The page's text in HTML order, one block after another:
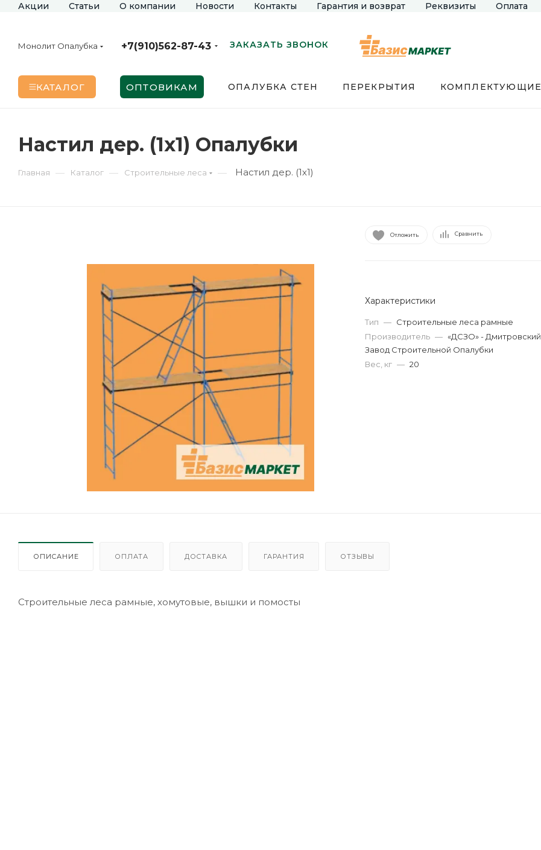
Акции Статьи О компании Новости Контакты Гарантия и возврат Реквизиты Оплата
Монолит Опалубка +7(910)562-87-43 ЗАКАЗАТЬ ЗВОНОК
КАТАЛОГ ОПТОВИКАМ ОПАЛУБКА СТЕН ПЕРЕКРЫТИЯ КОМПЛЕКТУЮЩИЕ
Настил дер. (1х1) Опалубки
Главная — Каталог — Строительные леса — Настил дер. (1х1)
Отложить Сравнить
Характеристики
Тип — Строительные леса рамные
Производитель — «ДСЗО» - Дмитровский
Завод Строительной Опалубки
Вес, кг — 20
ОПИСАНИЕ ОПЛАТА ДОСТАВКА ГАРАНТИЯ ОТЗЫВЫ
Строительные леса рамные, хомутовые, вышки и помосты